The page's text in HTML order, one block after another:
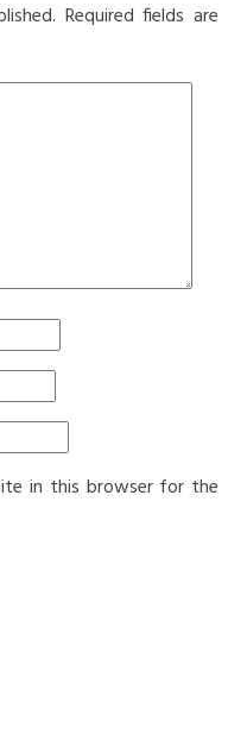
Required fields are
in this browser for the